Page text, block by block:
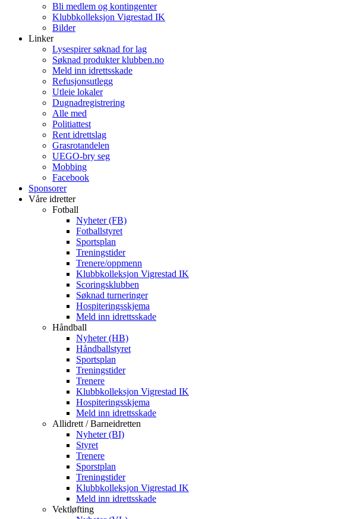
Bli medlem og kontingenter
Klubbkolleksjon Vigrestad IK
Bilder
Linker
Lysespirer søknad for lag
Søknad produkter klubben.no
Meld inn idrettsskade
Refusjonsutlegg
Utleie lokaler
Dugnadregistrering
Alle med
Politiattest
Rent idrettslag
Grasrotandelen
UEGO-bry seg
Mobbing
Facebook
Sponsorer
Våre idretter
Fotball
Nyheter (FB)
Fotballstyret
Sportsplan
Treningstider
Trenere/oppmenn
Klubbkolleksjon Vigrestad IK
Scoringsklubben
Søknad turneringer
Hospiteringsskjema
Meld inn idrettsskade
Håndball
Nyheter (HB)
Håndballstyret
Sportsplan
Treningstider
Trenere
Klubbkolleksjon Vigrestad IK
Hospiteringsskjema
Meld inn idrettsskade
Allidrett / Barneidretten
Nyheter (BI)
Styret
Trenere
Sporstplan
Treningstider
Klubbkolleksjon Vigrestad IK
Meld inn idrettsskade
Vektløfting